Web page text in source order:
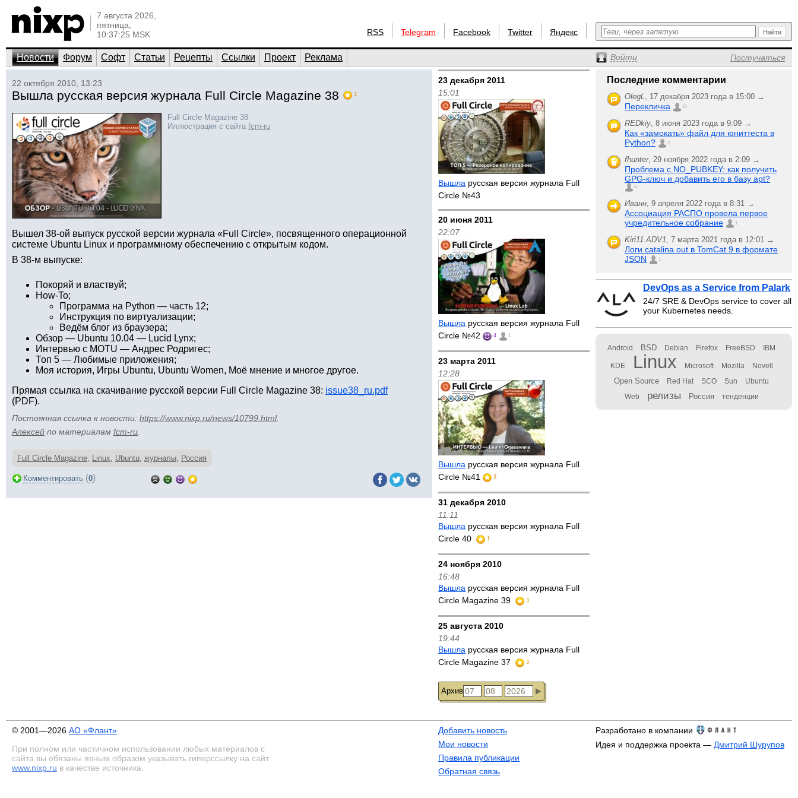
7 августа 2026,
пятница,
10:37:25 MSK
RSS Telegram Facebook Twitter Яндекс
Новости Форум Софт Статьи Рецепты Ссылки Проект Реклама Войти Постучаться
22 октября 2010, 13:23
Вышла русская версия журнала Full Circle Magazine 38 1
Full Circle Magazine 38
Иллюстрация с сайта fcm-ru
Вышел 38-ой выпуск русской версии журнала «Full Circle», посвященного операционной
системе Ubuntu Linux и программному обеспечению с открытым кодом.
В 38-м выпуске:
Покоряй и властвуй;
How-To;
Программа на Python — часть 12;
Инструкция по виртуализации;
Ведём блог из браузера;
Обзор — Ubuntu 10.04 — Lucid Lynx;
Интервью с MOTU — Андрес Родригеc;
Топ 5 — Любимые приложения;
Моя история, Игры Ubuntu, Ubuntu Women, Моё мнение и многое другое.
Прямая ссылка на скачивание русской версии Full Circle Magazine 38: issue38_ru.pdf
(PDF).
Постоянная ссылка к новости: https://www.nixp.ru/news/10799.html.
Алексей по материалам fcm-ru
Full Circle Magazine, Linux, Ubuntu, журналы, Россия
Комментировать (0)
23 декабря 2011
15:01
Вышла русская версия журнала Full
Circle №43
20 июня 2011
22:07
Вышла русская версия журнала Full
Circle №42
4 1
23 марта 2011
12:28
Вышла русская версия журнала Full
Circle №41
3
31 декабря 2010
11:11
Вышла русская версия журнала Full
Circle 40
1
24 ноября 2010
16:48
Вышла русская версия журнала Full
Circle Magazine 39
3
25 августа 2010
19:44
Вышла русская версия журнала Full
Circle Magazine 37
3
Архив
Последние комментарии
OlegL, 17 декабря 2023 года в 15:00 →
Перекличка 21
REDkiy, 8 июня 2023 года в 9:09 →
Как «замокать» файл для юниттеста в
Python?
2
fhunter, 29 ноября 2022 года в 2:09 →
Проблема с NO_PUBKEY: как получить
GPG-ключ и добавить его в базу apt?
6
Иванн, 9 апреля 2022 года в 8:31 →
Ассоциация РАСПО провела первое
учредительное собрание
1
Kiri11.ADV1, 7 марта 2021 года в 12:01 →
Логи catalina.out в TomCat 9 в формате
JSON
1
DevOps as a Service from Palark
24/7 SRE & DevOps service to cover all
your Kubernetes needs.
Android BSD Debian Firefox FreeBSD IBM
KDE Linux Microsoft Mozilla Novell
Open Source Red Hat SCO Sun Ubuntu
Web релизы Россия тенденции
© 2001—2026 АО «Флант»
При полном или частичном использовании любых материалов с
сайта вы обязаны явным образом указывать гиперссылку на сайт
www.nixp.ru в качестве источника.
Добавить новость
Мои новости
Правила публикации
Обратная связь
Разработано в компании
Идея и поддержка проекта — Дмитрий Шурупов